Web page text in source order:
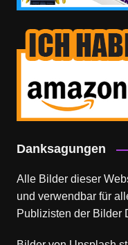
Danksagungen
Alle Bilder dieser
und verwendbar für
Publizisten der Bilder